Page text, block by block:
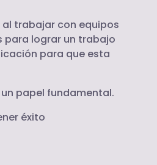
trabajar con equipos
para lograr un trabajo
para que esta
papel fundamental.
éxito